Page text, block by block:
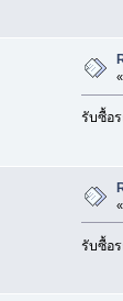
«
รับซื้อ
«
รับซื้อ